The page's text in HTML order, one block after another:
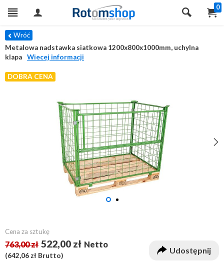
0
Wróć
Metalowa nadstawka siatkowa 1200x800x1000mm, uchylna
klapa
Wiecej informacji
DOBRA CENA
Cena za sztukę
763,00 zł 522,00 zł Netto
(642,06 zł Brutto)
Udostępnij